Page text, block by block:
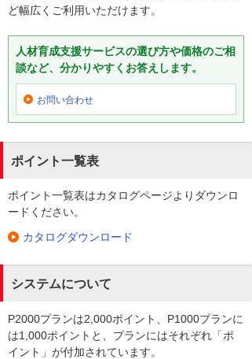
ど幅広くご利用いただけます。
人材育成支援サービスの選び方や価格のご相
談など、分かりやすくお答えします。
お問い合わせ
ポイント一覧表
ポイント一覧表はカタログページよりダウンロ
ードください。
カタログダウンロード
システムについて
P2000プランは2,000ポイント、P1000プランに
は1,000ポイントと、プランにはそれぞれ「ポ
イント」が付加されています。